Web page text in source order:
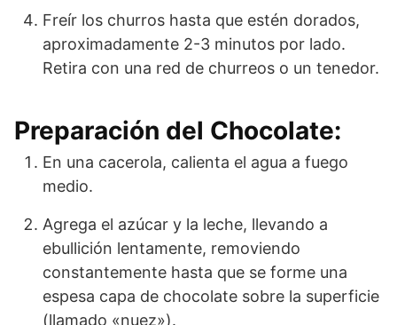
Freír los churros hasta que estén dorados,
aproximadamente 2-3 minutos por lado.
Retira con una red de churreos o un tenedor.
Preparación del Chocolate:
En una cacerola, calienta el agua a fuego
medio.
Agrega el azúcar y la leche, llevando a
ebullición lentamente, removiendo
constantemente hasta que se forme una
espesa capa de chocolate sobre la superficie
(llamado «nuez»).